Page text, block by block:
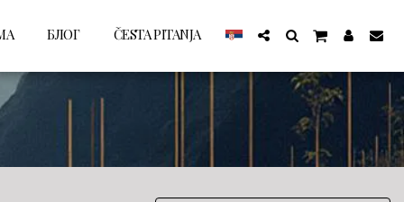
БЛОГ ČESTA PITANJA